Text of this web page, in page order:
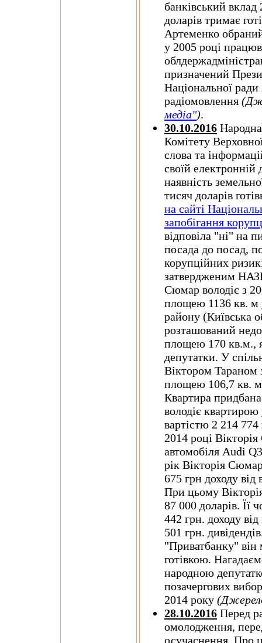
банківський
доларів тримає
Артеменко
у 2005 році
призначений
Національної ради
радіомовлення
медіа").
30.10.2016
Комітету
слова та
своїй електронній
наявність
тисяч доларів
на сайті
запобігання
відповіла "ні" на
посада до посад,
корупційних
затвердженим
Сюмар володіє з
площею 1136 кв. м
району (Київська
розташований
площею 170 кв.м.,
депутатки. У
Віктором Тараном
площею 106,7 кв. м
Квартира придбана
володіє
вартістю 2 214
2014 році
автомобіля Audi
рік Вікторія
675 грн доходу
При цьому
87 000 доларів. Її
442 грн. доходу
501 грн.
"Приватбанку" він
готівкою.
народною
позачергових
2014 року
28.10.2016 Перед
омолодження,
осучаснення. Про